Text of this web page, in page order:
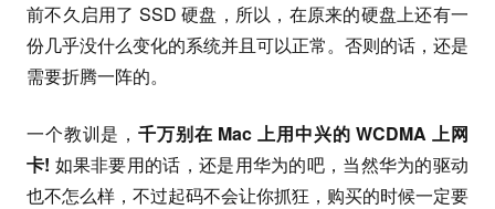
前不久启用了 SSD 硬盘，所以，在原来的硬盘上还有一
份几乎没什么变化的系统并且可以正常。否则的话，还是
需要折腾一阵的。
一个教训是，千万别在 Mac 上用中兴的 WCDMA 上网
卡! 如果非要用的话，还是用华为的吧，当然华为的驱动
也不怎么样，不过起码不会让你抓狂，购买的时候一定要